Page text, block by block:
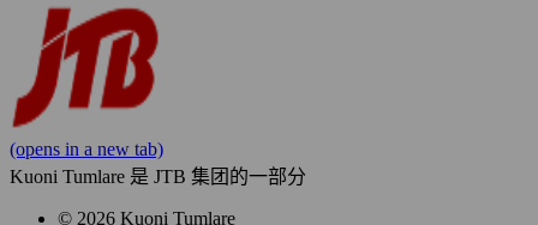
(opens in a new tab)
Kuoni Tumlare 是 JTB 集团的一部分
© 2026 Kuoni Tumlare